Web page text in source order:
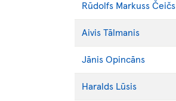
Rūdolfs Markuss Čeičs
Aivis Tālmanis
Jānis Opincāns
Haralds Lūsis